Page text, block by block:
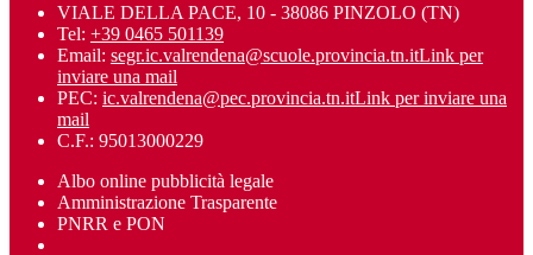
VIALE DELLA PACE, 10 - 38086 PINZOLO (TN)
Tel: +39 0465 501139
Email: segr.ic.valrendena@scuole.provincia.tn.itLink per
inviare una mail
PEC: ic.valrendena@pec.provincia.tn.itLink per inviare una
mail
C.F.: 95013000229
Albo online pubblicità legale
Amministrazione Trasparente
PNRR e PON